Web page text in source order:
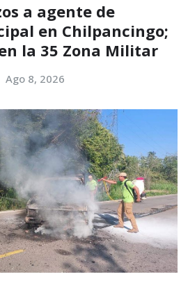
a agente de
en Chilpancingo;
la 35 Zona Militar
Ago 8, 2026